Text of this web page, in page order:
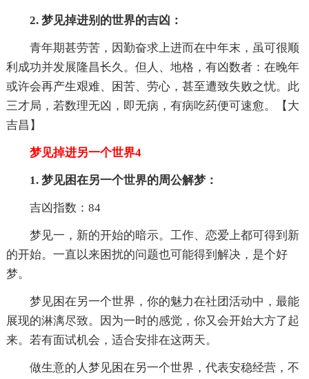
2. 梦见掉进别的世界的吉凶：
青年期甚劳苦，因勤奋求上进而在中年末，虽可很顺
利成功并发展隆昌长久。但人、地格，有凶数者：在晚年
或许会再产生艰难、困苦、劳心，甚至遭致失败之忧。此
三才局，若数理无凶，即无病，有病吃药便可速愈。【大
吉昌】
梦见掉进另一个世界4
1. 梦见困在另一个世界的周公解梦：
吉凶指数：84
梦见一，新的开始的暗示。工作、恋爱上都可得到新
的开始。一直以来困扰的问题也可能得到解决，是个好
梦。
梦见困在另一个世界，你的魅力在社团活动中，最能
展现的淋漓尽致。因为一时的感觉，你又会开始大方了起
来。若有面试机会，适合安排在这两天。
做生意的人梦见困在另一个世界，代表安稳经营，不